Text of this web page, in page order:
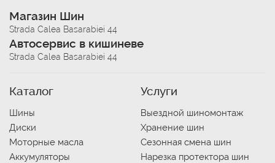
Магазин Шин
Strada Calea Basarabiei 44
Автосервис в кишиневе
Strada Calea Basarabiei 44
Каталог
Шины
Диски
Моторные масла
Аккумуляторы
Услуги
Выездной шиномонтаж
Хранение шин
Сезонная смена шин
Нарезка протектора шин